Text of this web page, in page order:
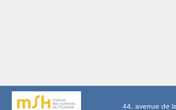
44, avenue de